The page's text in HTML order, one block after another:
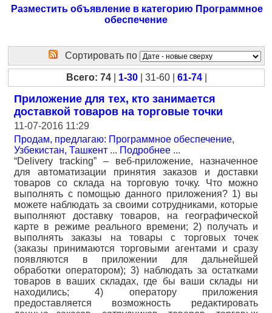
Разместить объявление в категорию Программное
обеспечение
Сортировать по
Всего: 74| 1-30| 31-60 | 61-74|
Приложение для тех, кто занимается
доставкой товаров на торговые точки
11-07-2016 11:29
Продам, предлагаю: Программное обеспечение,
Узбекистан, Ташкент ... Подробнее ...
“Delivery tracking” – веб-приложение, назначенное
для автоматизации принятия заказов и доставки
товаров со склада на торговую точку. Что можно
выполнять с помощью данного приложения? 1) вы
можете наблюдать за своими сотрудниками, которые
выполняют доставку товаров, на географической
карте в режиме реального времени; 2) получать и
выполнять заказы на товары с торговых точек
(заказы принимаются торговыми агентами и сразу
появляются в приложении для дальнейшей
обработки оператором); 3) наблюдать за остатками
товаров в ваших складах, где бы ваши склады ни
находились; 4) оператору приложения
предоставляется возможность редактировать